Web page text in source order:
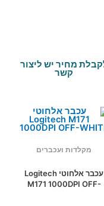
מחיר יש ליצור
קשר
מקלדות ועכברים
עכבר אלחוטי Logitech
M171 1000DPI OFF-